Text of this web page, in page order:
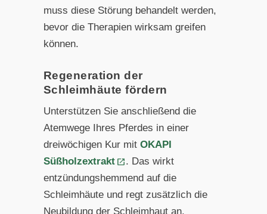
muss diese Störung behandelt werden,
bevor die Therapien wirksam greifen
können.
Regeneration der
Schleimhäute fördern
Unterstützen Sie anschließend die
Atemwege Ihres Pferdes in einer
dreiwöchigen Kur mit OKAPI
Süßholzextrakt
. Das wirkt
entzündungshemmend auf die
Schleimhäute und regt zusätzlich die
Neubildung der Schleimhaut an.